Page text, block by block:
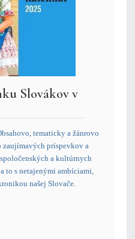
Slovákov v
tematicky a žánrovo
zaujímavých príspevkov a
a kultúrnych
to s netajenými ambíciami,
našej Slovače.